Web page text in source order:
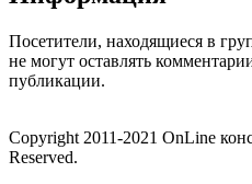
Посетители, находящиеся в
не могут оставлять
публикации.
Copyright 2011-2021 OnLine
Reserved.